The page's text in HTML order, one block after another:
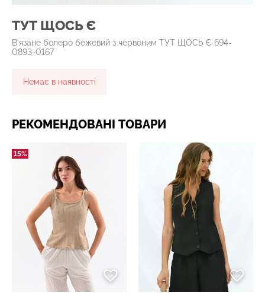
ТУТ ЩОСЬ Є
В’язане болеро бежевий з червоним ТУТ ЩОСЬ Є 694-
0893-0167
Немає в наявності
РЕКОМЕНДОВАНІ ТОВАРИ
15%